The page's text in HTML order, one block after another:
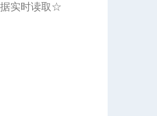
据实时读取☆